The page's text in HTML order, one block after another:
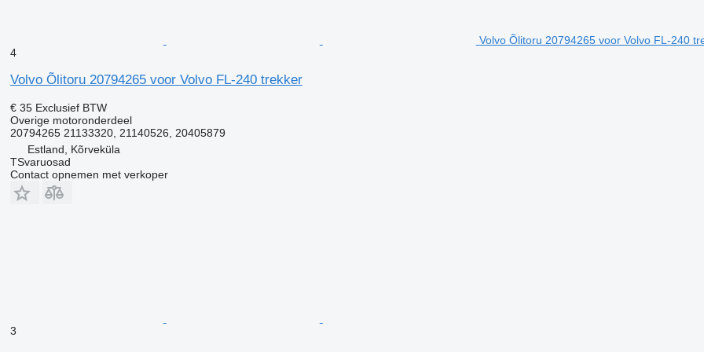
Volvo Õlitoru 20794265 voor Volvo FL-240
4
Volvo Õlitoru 20794265 voor Volvo FL-240 trekker
€ 35 Exclusief BTW
Overige motoronderdeel
20794265 21133320, 21140526, 20405879
Estland, Kõrveküla
TSvaruosad
Contact opnemen met verkoper
3